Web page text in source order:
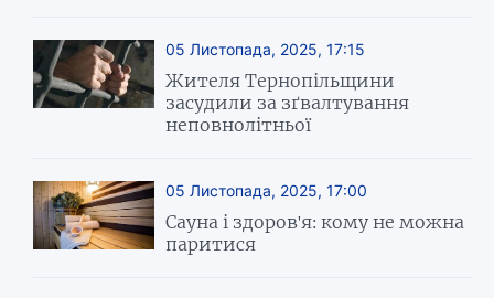
05 Листопада, 2025, 17:15
Жителя Тернопільщини
засудили за зґвалтування
неповнолітньої
05 Листопада, 2025, 17:00
Сауна і здоров'я: кому не можна
паритися